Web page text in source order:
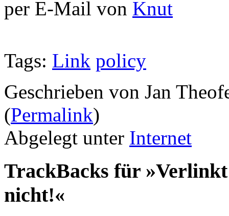
per E-Mail von Knut
Tags: Link policy
Geschrieben von Jan
(Permalink)
Abgelegt unter Internet
TrackBacks für
nicht!«